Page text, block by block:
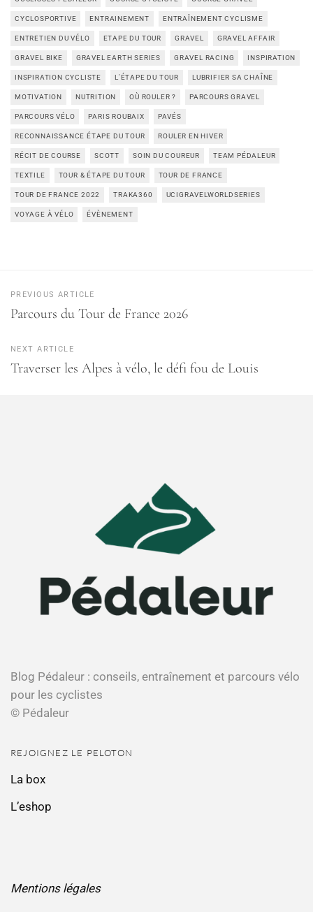
CYCLOSPORTIVE ENTRAINEMENT ENTRAÎNEMENT CYCLISME
ENTRETIEN DU VÉLO ETAPE DU TOUR GRAVEL GRAVEL AFFAIR
GRAVEL BIKE GRAVEL EARTH SERIES GRAVEL RACING INSPIRATION
INSPIRATION CYCLISTE L'ÉTAPE DU TOUR LUBRIFIER SA CHAÎNE
MOTIVATION NUTRITION OÙ ROULER ? PARCOURS GRAVEL
PARCOURS VÉLO PARIS ROUBAIX PAVÉS
RECONNAISSANCE ÉTAPE DU TOUR ROULER EN HIVER
RÉCIT DE COURSE SCOTT SOIN DU COUREUR TEAM PÉDALEUR
TEXTILE TOUR & ÉTAPE DU TOUR TOUR DE FRANCE
TOUR DE FRANCE 2022 TRAKA360 UCIGRAVELWORLDSERIES
VOYAGE À VÉLO ÉVÈNEMENT
PREVIOUS ARTICLE
Parcours du Tour de France 2026
NEXT ARTICLE
Traverser les Alpes à vélo, le défi fou de Louis
Blog Pédaleur : conseils, entraînement et parcours vélo
pour les cyclistes
© Pédaleur
REJOIGNEZ LE PELOTON
La box
L’eshop
Mentions légales